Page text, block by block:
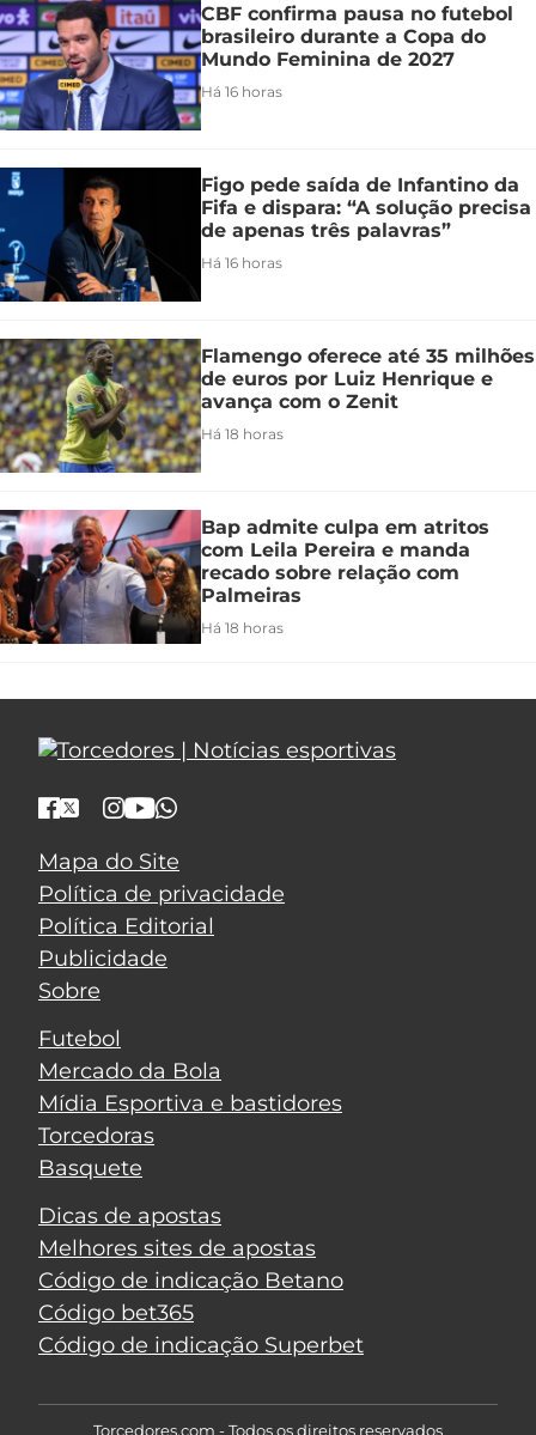
CBF confirma pausa no futebol
brasileiro durante a Copa do
Mundo Feminina de 2027
Há 16 horas
Figo pede saída de Infantino da
Fifa e dispara: “A solução precisa
de apenas três palavras”
Há 16 horas
Flamengo oferece até 35 milhões
de euros por Luiz Henrique e
avança com o Zenit
Há 18 horas
Bap admite culpa em atritos
com Leila Pereira e manda
recado sobre relação com
Palmeiras
Há 18 horas
Mapa do Site
Política de privacidade
Política Editorial
Publicidade
Sobre
Futebol
Mercado da Bola
Mídia Esportiva e bastidores
Torcedoras
Basquete
Dicas de apostas
Melhores sites de apostas
Código de indicação Betano
Código bet365
Código de indicação Superbet
Torcedores.com - Todos os direitos reservados